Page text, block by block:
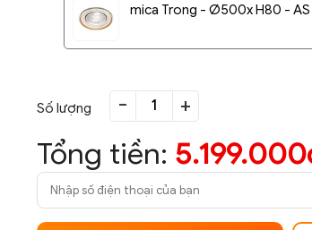
mica Trong - Ø500x H80 -
Số lượng - +
Tổng tiền: